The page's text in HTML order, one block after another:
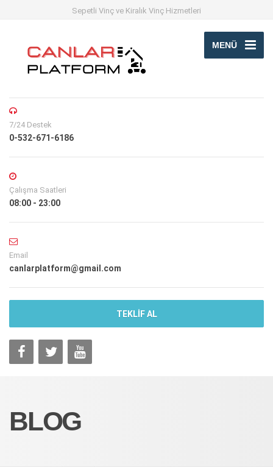
Sepetli Vinç ve Kiralık Vinç Hizmetleri
MENÜ
7/24 Destek
0-532-671-6186
Çalışma Saatleri
08:00 - 23:00
Email
canlarplatform@gmail.com
TEKLİF AL
BLOG